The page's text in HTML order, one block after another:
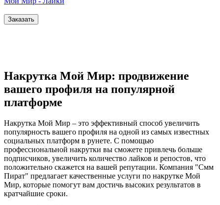
Заказать
Накрутка Мой Мир: продвижение
вашего профиля на популярной
платформе
Накрутка Мой Мир – это эффективный способ увеличить
популярность вашего профиля на одной из самых известных
социальных платформ в рунете. С помощью
профессиональной накрутки вы сможете привлечь больше
подписчиков, увеличить количество лайков и репостов, что
положительно скажется на вашей репутации. Компания "Смм
Пират" предлагает качественные услуги по накрутке Мой
Мир, которые помогут вам достичь высоких результатов в
кратчайшие сроки.